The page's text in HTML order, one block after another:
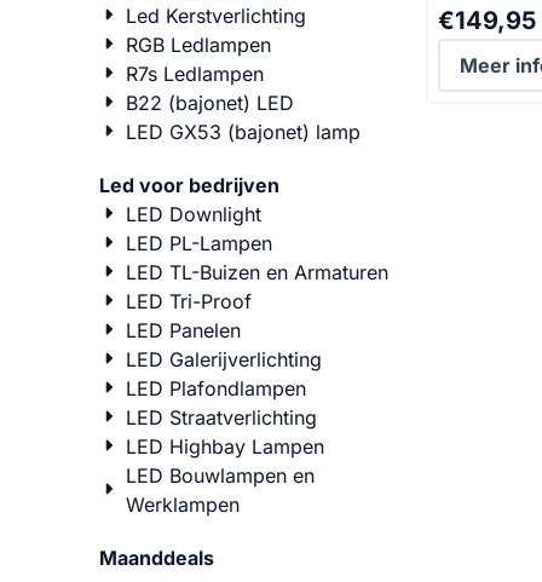
Led Kerstverlichting
RGB Ledlampen
R7s Ledlampen
B22 (bajonet) LED
LED GX53 (bajonet) lamp
Led voor bedrijven
LED Downlight
LED PL-Lampen
LED TL-Buizen en Armaturen
LED Tri-Proof
LED Panelen
LED Galerijverlichting
LED Plafondlampen
LED Straatverlichting
LED Highbay Lampen
LED Bouwlampen en
Werklampen
Maanddeals
onderscheidt
zoek naar
Prijs: 149,95
€149,95
Meer